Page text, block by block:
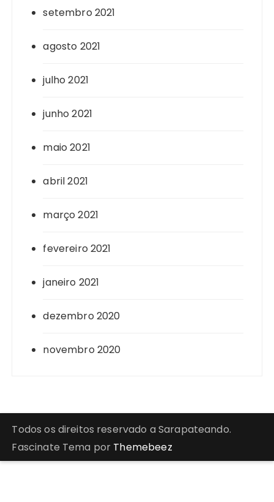
setembro 2021
agosto 2021
julho 2021
junho 2021
maio 2021
abril 2021
março 2021
fevereiro 2021
janeiro 2021
dezembro 2020
novembro 2020
Todos os direitos reservado a Sarapateando.
Fascinate Tema por Themebeez